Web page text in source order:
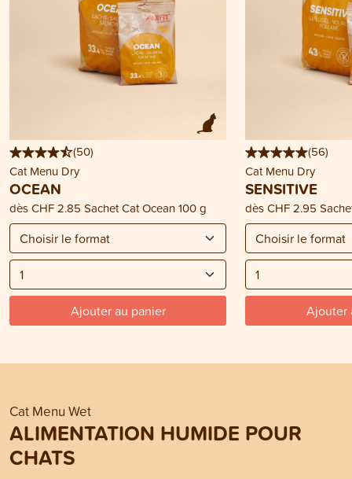
(50)
Cat Menu Dry
OCEAN
dèsCHF 2.85 Sachet Cat Ocean 100 g
Ajouter au panier
(56)
Cat Menu Dry
SENSITIVE
dèsCHF 2.95
Ajouter
Cat Menu Wet
ALIMENTATION HUMIDE POUR
CHATS